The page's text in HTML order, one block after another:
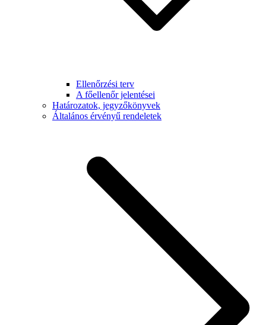
Ellenőrzési terv
A főellenőr jelentései
Határozatok, jegyzőkönyvek
Általános érvényű rendeletek